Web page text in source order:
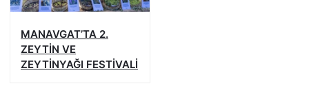
MANAVGAT’TA 2.
ZEYTİN VE
ZEYTİNYAĞI FESTİVALİ